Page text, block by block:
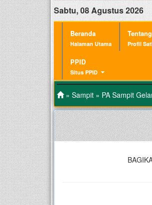
Sabtu, 08 Agustus 2026
Beranda
Halaman Utama Profil
PPID
Situs PPID
» Sampit » PA Sampit